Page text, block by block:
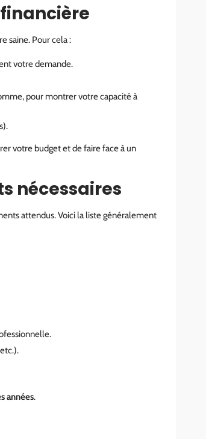
saine. Pour cela :
votre demande.
pour montrer votre capacité à
votre budget et de faire face à un
nécessaires
attendus. Voici la liste généralement
années.